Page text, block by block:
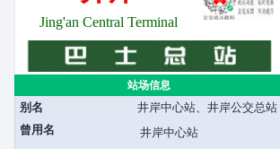
Jing'an Central Terminal
站场信息
别名
井岸中心站、井岸公交总站
曾用名
井岸中心站